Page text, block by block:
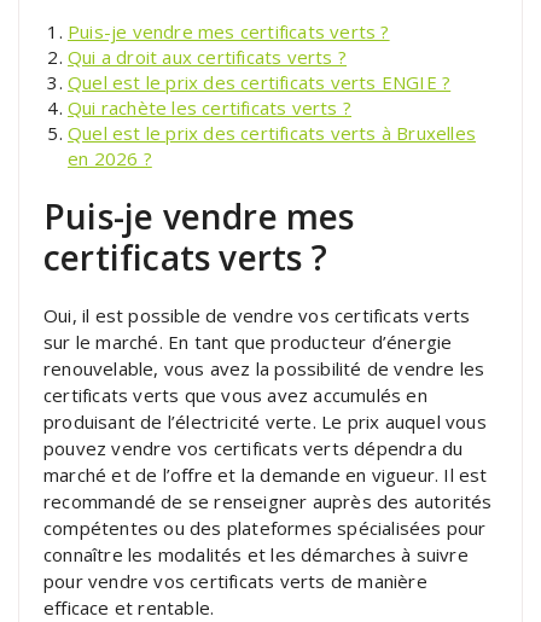
Puis-je vendre mes certificats verts ?
Qui a droit aux certificats verts ?
Quel est le prix des certificats verts ENGIE ?
Qui rachète les certificats verts ?
Quel est le prix des certificats verts à Bruxelles
en 2026 ?
Puis-je vendre mes
certificats verts ?
Oui, il est possible de vendre vos certificats verts
sur le marché. En tant que producteur d’énergie
renouvelable, vous avez la possibilité de vendre les
certificats verts que vous avez accumulés en
produisant de l’électricité verte. Le prix auquel vous
pouvez vendre vos certificats verts dépendra du
marché et de l’offre et la demande en vigueur. Il est
recommandé de se renseigner auprès des autorités
compétentes ou des plateformes spécialisées pour
connaître les modalités et les démarches à suivre
pour vendre vos certificats verts de manière
efficace et rentable.